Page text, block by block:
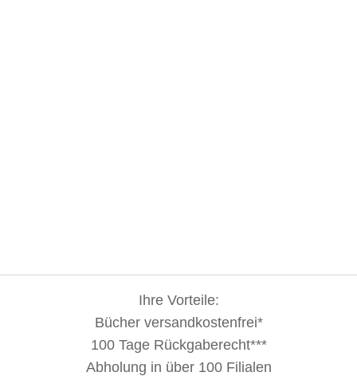
Ihre Vorteile:
Bücher versandkostenfrei*
100 Tage Rückgaberecht***
Abholung in über 100 Filialen